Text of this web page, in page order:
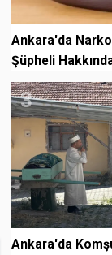
Ankara'da
Şüpheli
3
Ankara'da